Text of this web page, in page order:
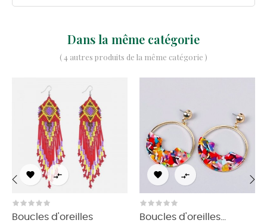
Dans la même catégorie
( 4 autres produits de la même catégorie )
 
Boucles d'oreilles
 
Boucles d'oreilles...
‹